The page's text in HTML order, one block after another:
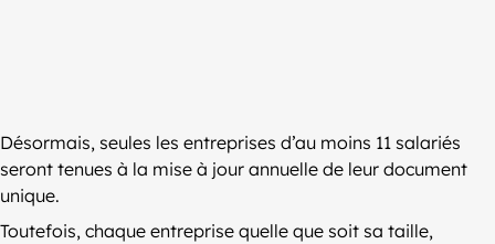
Désormais, seules les entreprises d’au moins 11 salariés
seront tenues à la mise à jour annuelle de leur document
unique.
Toutefois, chaque entreprise quelle que soit sa taille,